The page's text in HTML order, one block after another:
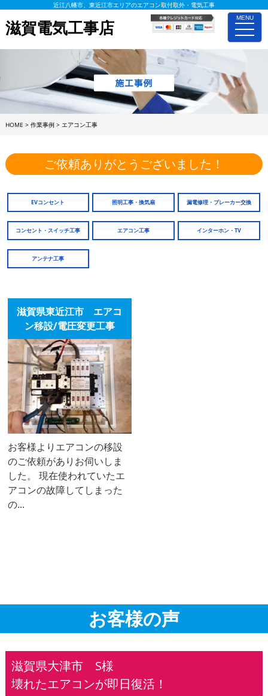
MENU
toggle
近江八幡市、東近江市エリアのエアコン取付取外・電気工事
滋賀電気工事店
HOME > 作業事例> エアコン工事
ご依頼ありがとうございました！
EVコンセント 照明工事・換気扇 漏電修理・ブレーカー交換
コンセント・スイッチ工事 エアコン工事 インターホン・TV
アンテナ工事
滋賀県東近江市 エアコ
ン移設/電圧変更工事
お客様よりエアコンの移設
のご依頼がありお伺いしま
した。 現在使われていたエ
アコンの故障してしまった
の...
お客様の声
滋賀県大津市 S様
壊れたエアコンが即日復活！